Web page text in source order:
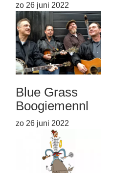
zo 26 juni 2022
Blue Grass
Boogiemennl
zo 26 juni 2022